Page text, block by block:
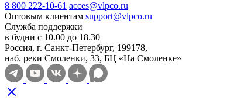
8 800 222-10-61 acces@vlpco.ru
Оптовым клиентам support@vlpco.ru
Служба поддержки
в будни с 10.00 до 18.30
Россия, г. Санкт-Петербург, 199178,
наб. реки Смоленки, 33, БЦ «На Смоленке»